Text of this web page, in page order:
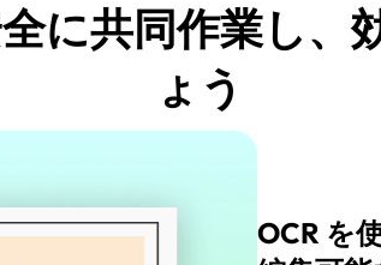
り楽しくお読みく
に共同作業し、
ょう
OCR を